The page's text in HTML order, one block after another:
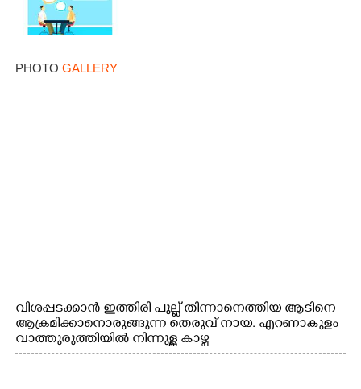
PHOTO GALLERY
വിശപ്പടക്കാൻ ഇത്തിരി പുല്ല് തിന്നാനെത്തിയ ആടിനെ
ആക്രമിക്കാനൊരുങ്ങുന്ന തെരുവ് നായ. എറണാകുളം
വാത്തുരുത്തിയിൽ നിന്നുള്ള കാഴ്ച